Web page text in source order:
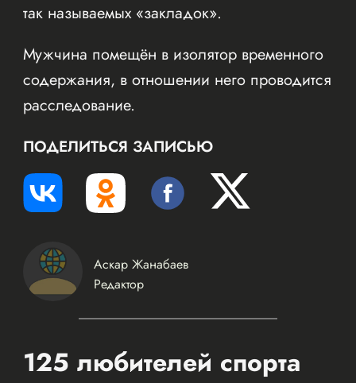
так называемых «закладок».
Мужчина помещён в изолятор временного
содержания, в отношении него проводится
расследование.
ПОДЕЛИТЬСЯ ЗАПИСЬЮ
Аскар Жанабаев
Редактор
125 любителей спорта